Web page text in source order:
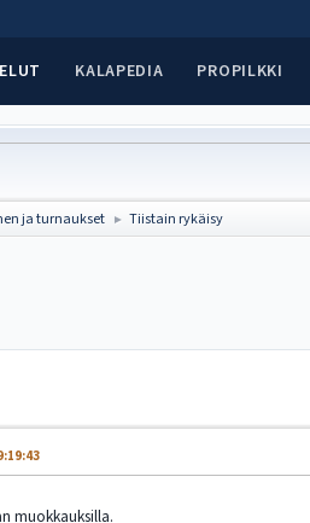
KALAPEDIA PROPILKKI
ja turnaukset ► Tiistain rykäisy
muokkauksilla.